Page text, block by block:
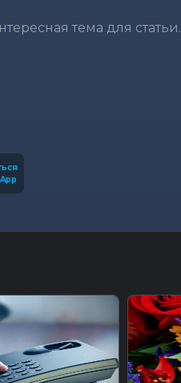
тема для статьи.